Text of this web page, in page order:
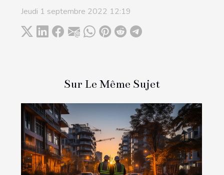
Jeudi 1 septembre 2022 12:19
Sur Le Même Sujet